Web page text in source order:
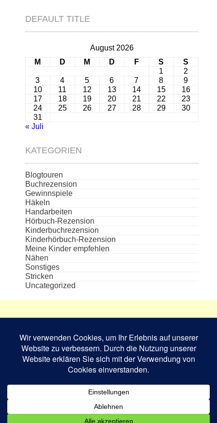
DEFAULT TITLE
August 2026
M
D M D F S
S
1
2
3
4 5 6 7 8
9
10
11 12 13 14 15
16
17
18 19 20 21 22
23
24
25 26 27 28 29
30
31
« Juli
KATEGORIEN
Blogtouren
Buchrezension
Gewinnspiele
Häkeln
Handarbeiten
Hörbuch-Rezension
Kinderbuchrezension
Kinderhörbuch-Rezension
Meine Kinder empfehlen
Nähen
Sonstiges
Stricken
Uncategorized
sind das Eigentum des jeweiligen Verlages bzw.
Schriftstellers und dienen nur zur
Veranschaulichung.
Book Rev Litepowered byWordPress